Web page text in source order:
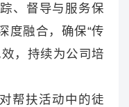
、督导与服务保
度融合，确保“传
，持续为公司培
帮扶活动中的徒